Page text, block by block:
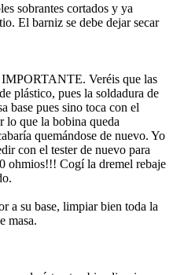
sobrantes cortados y ya
El barniz se debe dejar secar
IMPORTANTE. Veréis que las
plástico, pues la soldadura de
base pues sino toca con el
lo que la bobina queda
quemándose de nuevo. Yo
con el tester de nuevo para
ohmios!!! Cogí la dremel rebaje
a su base, limpiar bien toda la
masa.